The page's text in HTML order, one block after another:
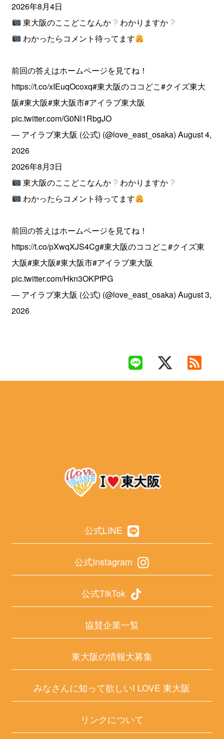
2026年8月4日
東大阪のここどこなんか
わかりますか
わかったらコメント待ってます
前回の答えはホームページを見てね！
https://t.co/xIEuqOcoxq#東大阪のココどこ#クイズ東大
阪#東大阪#東大阪市#アイラブ東大阪
pic.twitter.com/G0Nl1RbgJO
— アイラブ東大阪 (公式) (@love_east_osaka)August 4,
2026
2026年8月3日
東大阪のここどこなんか
わかりますか
わかったらコメント待ってます
前回の答えはホームページを見てね！
https://t.co/pXwqXJS4Cg#東大阪のココどこ#クイズ東
大阪#東大阪#東大阪市#アイラブ東大阪
pic.twitter.com/Hkn3OKPfPG
— アイラブ東大阪 (公式) (@love_east_osaka)August 3,
2026
公式LINE
公式Instagram
公式TikTok
協賛企業一覧
東大阪の情報大募集
みなさんに知って欲しいI LOVE 東大阪
リンクについて